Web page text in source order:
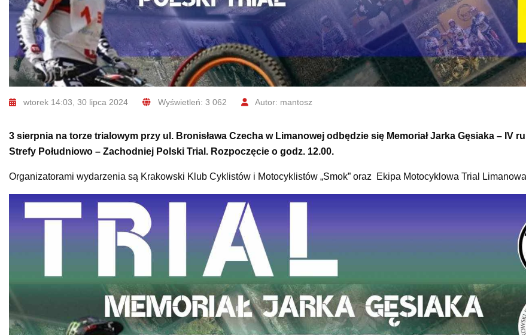
wtorek 14:03, 30 lipca 2024 Wyświetleń: 3 062 Autor: mantosz
3 sierpnia na torze trialowym przy ul. Bronisława Czecha w Limanowej odbędzie się Memoriał Jarka Gęsiaka – IV
Strefy Południowo – Zachodniej Polski Trial. Rozpoczęcie o godz. 12.00.
Organizatorami wydarzenia są Krakowski Klub Cyklistów i Motocyklistów „Smok” oraz Ekipa Motocyklowa Trial